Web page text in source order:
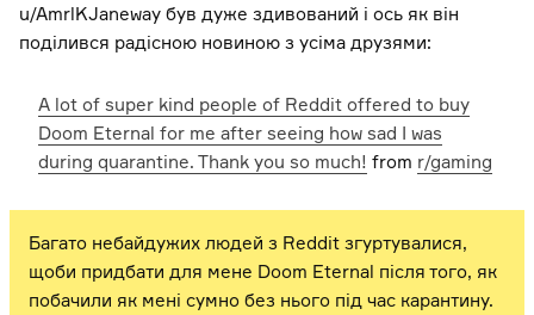
u/AmrlKJaneway був дуже здивований і ось як він
поділився радісною новиною з усіма друзями:
A lot of super kind people of Reddit offered to buy
Doom Eternal for me after seeing how sad I was
during quarantine. Thank you so much! from r/gaming
Багато небайдужих людей з Reddit згуртувалися,
щоби придбати для мене Doom Eternal після того, як
побачили як мені сумно без нього під час карантину.